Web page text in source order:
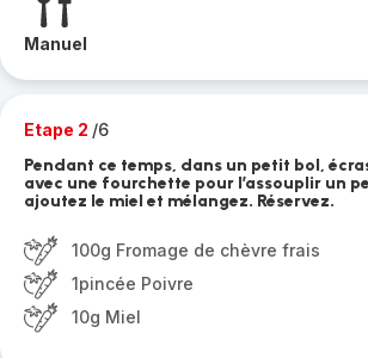
Manuel
Etape 2 /6
Pendant ce temps, dans un petit bol,
avec une fourchette pour l’assouplir un
ajoutez le miel et mélangez. Réservez.
100g Fromage de chèvre frais
1pincée Poivre
10g Miel